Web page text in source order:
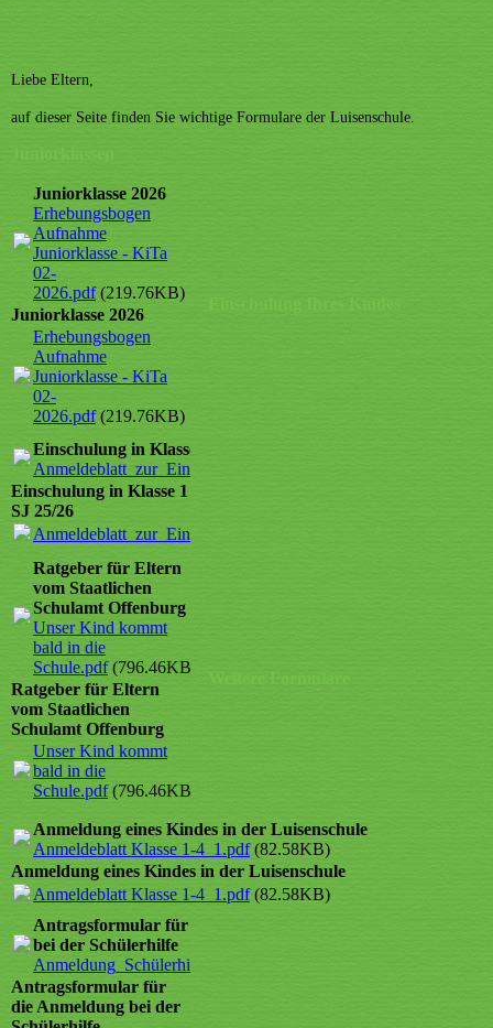
Liebe Eltern,
auf dieser Seite finden Sie wichtige Formulare der Luisenschule.
Juniorklasse 2026
Erhebungsbogen
Aufnahme
Juniorklasse - KiTa
02-
2026.pdf(219.76KB)
Juniorklasse 2026
Erhebungsbogen
Aufnahme
Juniorklasse - KiTa
02-
2026.pdf(219.76KB)
Einschulung in Klasse 1 SJ 25/26
Anmeldeblatt_zur_Einschulung_mit_Datenschutz.pdf
Einschulung in Klasse 1
SJ 25/26
Anmeldeblatt_zur_Einschulung_mit_Datenschutz.pdf
Ratgeber für Eltern
vom Staatlichen
Schulamt Offenburg
Unser Kind kommt
bald in die
Schule.pdf(796.46KB)
Ratgeber für Eltern
vom Staatlichen
Schulamt Offenburg
Unser Kind kommt
bald in die
Schule.pdf(796.46KB)
Anmeldung eines Kindes in der Luisenschule
Anmeldeblatt Klasse 1-4_1.pdf(82.58KB)
Anmeldung eines Kindes in der Luisenschule
Anmeldeblatt Klasse 1-4_1.pdf(82.58KB)
Antragsformular für die Anmeldung
bei der Schülerhilfe
Anmeldung_Schülerhilfe.pdf
Antragsformular für
die Anmeldung bei der